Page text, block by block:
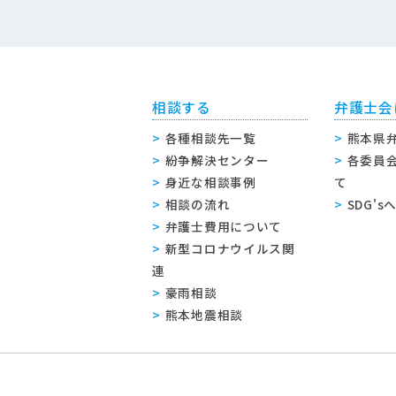
相談する
各種相談先一覧
紛争解決センター
身近な相談事例
相談の流れ
弁護士費用について
新型コロナウイルス関
連
豪雨相談
熊本地震相談
弁護士
熊本県
各委員
て
SDG's